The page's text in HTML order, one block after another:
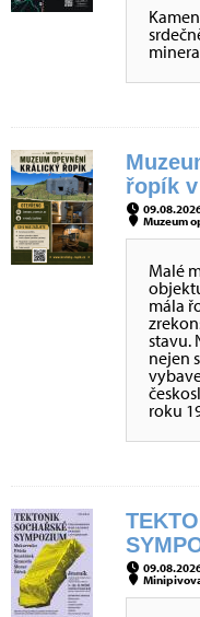
řopík
Muzeum
Malé
mála
stavu.
nejen
roku